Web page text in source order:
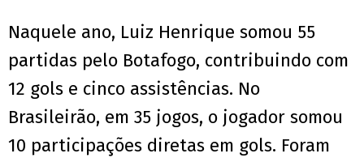
Naquele ano, Luiz Henrique somou 55
partidas pelo Botafogo, contribuindo com
12 gols e cinco assistências. No
Brasileirão, em 35 jogos, o jogador somou
10 participações diretas em gols. Foram